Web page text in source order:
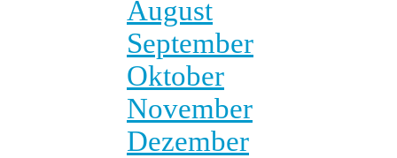
August
September
Oktober
November
Dezember